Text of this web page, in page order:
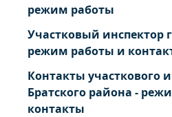
Тагна деревня Березовая
Тагна деревня
Тагна деревня Дорожная
Тагна деревня Заозерная
Тагна деревня Лесная ул.
режим работы
Участковый инспектор
режим работы и
Контакты участкового
Братского района -
контакты